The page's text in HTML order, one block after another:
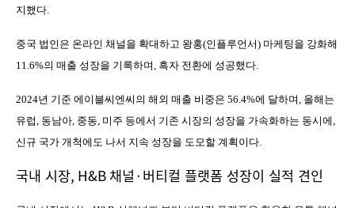
지했다.
중국 법인은 온라인 채널을 확대하고 왕홍(인플루언서) 마케팅을 강화해
11.6%의 매출 성장을 기록하며, 흑자 전환에 성공했다.
2024년 기준 에이블씨엔씨의 해외 매출 비중은 56.4%에 달하며, 올해는
유럽, 동남아, 중동, 미주 등에서 기존 시장의 성장을 가속화하는 동시에,
신규 국가 개척에도 나서 지속 성장을 도모할 계획이다.
국내 시장, H&B채널·버티컬 플랫폼 성장이 실적 견인